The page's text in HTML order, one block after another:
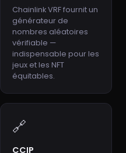
Chainlink VRF fournit un
générateur de
nombres aléatoires
vérifiable —
indispensable pour les
jeux et les NFT
équitables.
🔗
CCIP